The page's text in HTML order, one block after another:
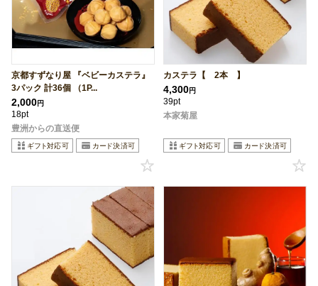
京都すずなり屋 『ベビーカステラ』
3パック 計36個 （1P...
2,000円
18pt
豊洲からの直送便
カステラ【 2本 】
4,300円
39pt
本家菊屋